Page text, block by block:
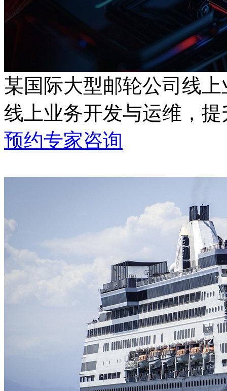
某国际大型邮轮公司线
线上业务开发与运维
预约专家咨询